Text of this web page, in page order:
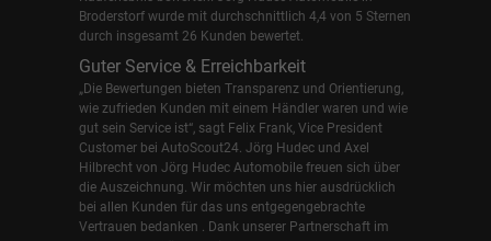
Broderstorf wurde mit durchschnittlich 4,4 von 5 Sternen
durch insgesamt 26 Kunden bewertet.
Guter Service & Erreichbarkeit
„Die Bewertungen bieten Transparenz und Orientierung,
wie zufrieden Kunden mit einem Händler waren und wie
gut sein Service ist“, sagt Felix Frank, Vice President
Customer bei AutoScout24. Jörg Hudec und Axel
Hilbrecht von Jörg Hudec Automobile freuen sich über
die Auszeichnung. Wir möchten uns hier ausdrücklich
bei allen Kunden für das uns entgegengebrachte
Vertrauen bedanken . Dank unserer Partnerschaft im